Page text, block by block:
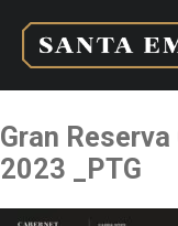
Gran
2023 _PTG